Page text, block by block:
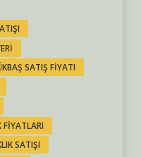
SATIŞ FIYATI
FIYATLARI
SATIŞI